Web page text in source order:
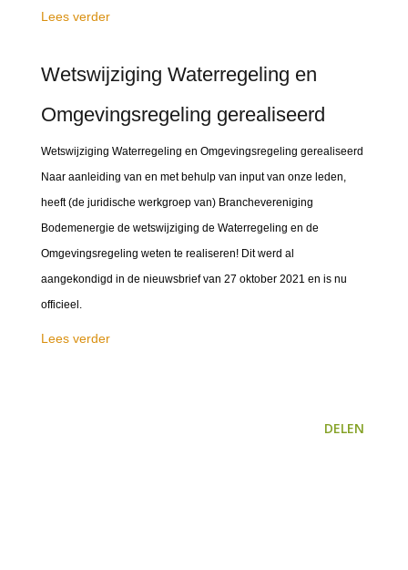
Lees verder
Wetswijziging Waterregeling en
Omgevingsregeling gerealiseerd
Wetswijziging Waterregeling en Omgevingsregeling gerealiseerd
Naar aanleiding van en met behulp van input van onze leden,
heeft (de juridische werkgroep van) Branchevereniging
Bodemenergie de wetswijziging de Waterregeling en de
Omgevingsregeling weten te realiseren! Dit werd al
aangekondigd in de nieuwsbrief van 27 oktober 2021 en is nu
officieel.
Lees verder
DELEN